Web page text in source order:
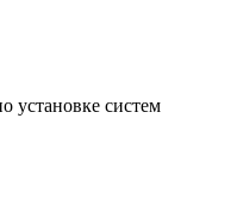
установке систем